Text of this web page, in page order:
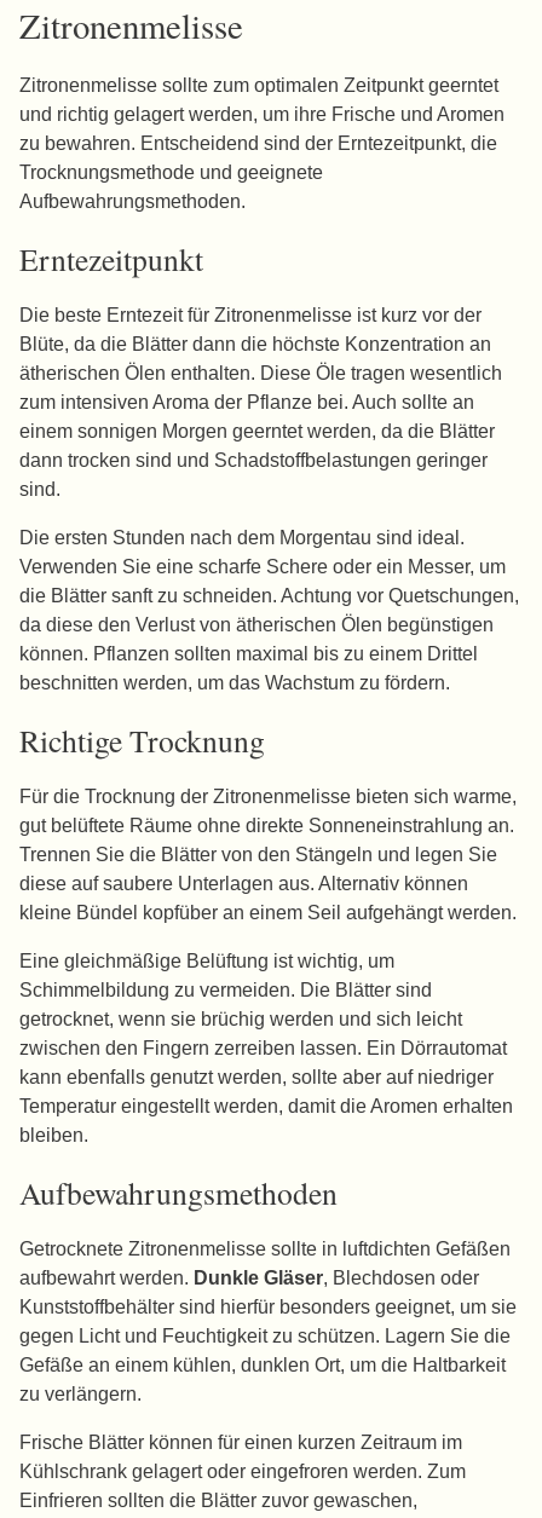
Zitronenmelisse
Zitronenmelisse sollte zum optimalen Zeitpunkt geerntet
und richtig gelagert werden, um ihre Frische und Aromen
zu bewahren. Entscheidend sind der Erntezeitpunkt, die
Trocknungsmethode und geeignete
Aufbewahrungsmethoden.
Erntezeitpunkt
Die beste Erntezeit für Zitronenmelisse ist kurz vor der
Blüte, da die Blätter dann die höchste Konzentration an
ätherischen Ölen enthalten. Diese Öle tragen wesentlich
zum intensiven Aroma der Pflanze bei. Auch sollte an
einem sonnigen Morgen geerntet werden, da die Blätter
dann trocken sind und Schadstoffbelastungen geringer
sind.
Die ersten Stunden nach dem Morgentau sind ideal.
Verwenden Sie eine scharfe Schere oder ein Messer, um
die Blätter sanft zu schneiden. Achtung vor Quetschungen,
da diese den Verlust von ätherischen Ölen begünstigen
können. Pflanzen sollten maximal bis zu einem Drittel
beschnitten werden, um das Wachstum zu fördern.
Richtige Trocknung
Für die Trocknung der Zitronenmelisse bieten sich warme,
gut belüftete Räume ohne direkte Sonneneinstrahlung an.
Trennen Sie die Blätter von den Stängeln und legen Sie
diese auf saubere Unterlagen aus. Alternativ können
kleine Bündel kopfüber an einem Seil aufgehängt werden.
Eine gleichmäßige Belüftung ist wichtig, um
Schimmelbildung zu vermeiden. Die Blätter sind
getrocknet, wenn sie brüchig werden und sich leicht
zwischen den Fingern zerreiben lassen. Ein Dörrautomat
kann ebenfalls genutzt werden, sollte aber auf niedriger
Temperatur eingestellt werden, damit die Aromen erhalten
bleiben.
Aufbewahrungsmethoden
Getrocknete Zitronenmelisse sollte in luftdichten Gefäßen
aufbewahrt werden. Dunkle Gläser, Blechdosen oder
Kunststoffbehälter sind hierfür besonders geeignet, um sie
gegen Licht und Feuchtigkeit zu schützen. Lagern Sie die
Gefäße an einem kühlen, dunklen Ort, um die Haltbarkeit
zu verlängern.
Frische Blätter können für einen kurzen Zeitraum im
Kühlschrank gelagert oder eingefroren werden. Zum
Einfrieren sollten die Blätter zuvor gewaschen,